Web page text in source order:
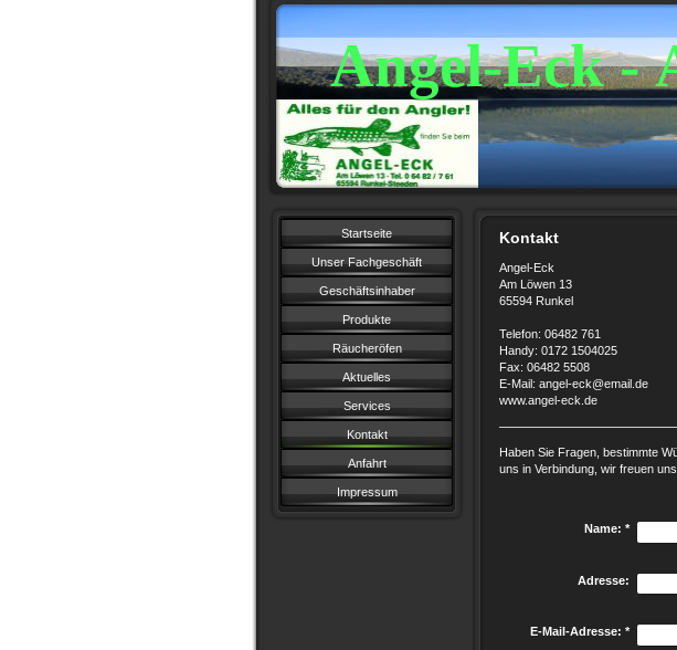
Angel-Eck -
Startseite
Unser Fachgeschäft
Geschäftsinhaber
Produkte
Räucheröfen
Aktuelles
Services
Kontakt
Anfahrt
Impressum
Kontakt
Angel-Eck
Am Löwen 13
65594 Runkel
Telefon: 06482 761
Handy: 0172 1504025
Fax: 06482 5508
E-Mail: angel-eck@email.de
www.angel-eck.de
Haben Sie Fragen, bestimmte
uns in Verbindung, wir freuen
Name: *
Adresse:
E-Mail-Adresse: *